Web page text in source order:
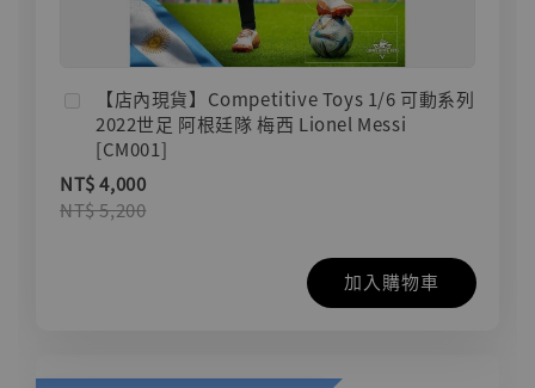
【店內現貨】Competitive Toys 1/6 可動系列
2022世足 阿根廷隊 梅西 Lionel Messi
[CM001]
NT$ 4,000
NT$ 5,200
加入購物車